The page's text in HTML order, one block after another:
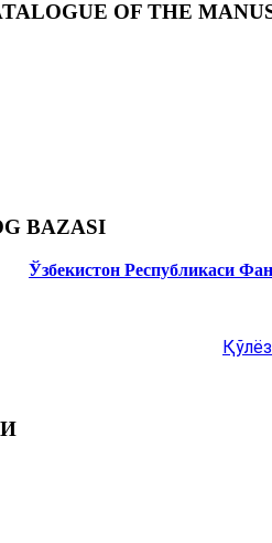
OF THE
BAZASI
Ўзбекистон Республикаси